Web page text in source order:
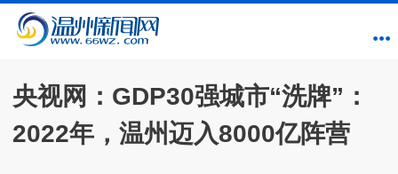
央视网：GDP30强城市“洗牌”：
2022年，温州迈入8000亿阵营